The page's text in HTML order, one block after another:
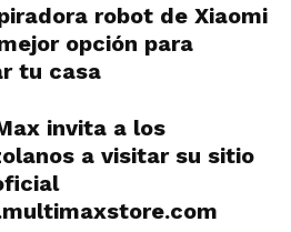
robot de Xiaomi
opción para
tu casa
invita a los
a visitar su sitio